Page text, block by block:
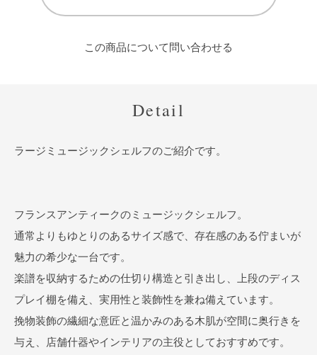
この商品について問い合わせる
Detail
ラージミュージックシェルフのご紹介です。
フランスアンティークのミュージックシェルフ。
通常よりもゆとりのあるサイズ感で、存在感のある佇まいが
魅力の希少な一台です。
楽譜を収納するための仕切り構造と引き出し、上段のディス
プレイ棚を備え、実用性と装飾性を兼ね備えています。
挽物装飾の繊細な意匠と温かみのある木肌が空間に奥行きを
与え、店舗什器やインテリアの主役としておすすめです。